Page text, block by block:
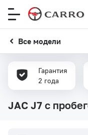
Все модели
Гарантия
2 года
JAC J7 с